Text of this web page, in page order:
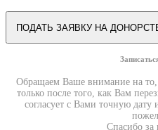
Обращаем Ваше внимание на то,
только после того, как Вам
согласует с Вами точную
Спасибо за